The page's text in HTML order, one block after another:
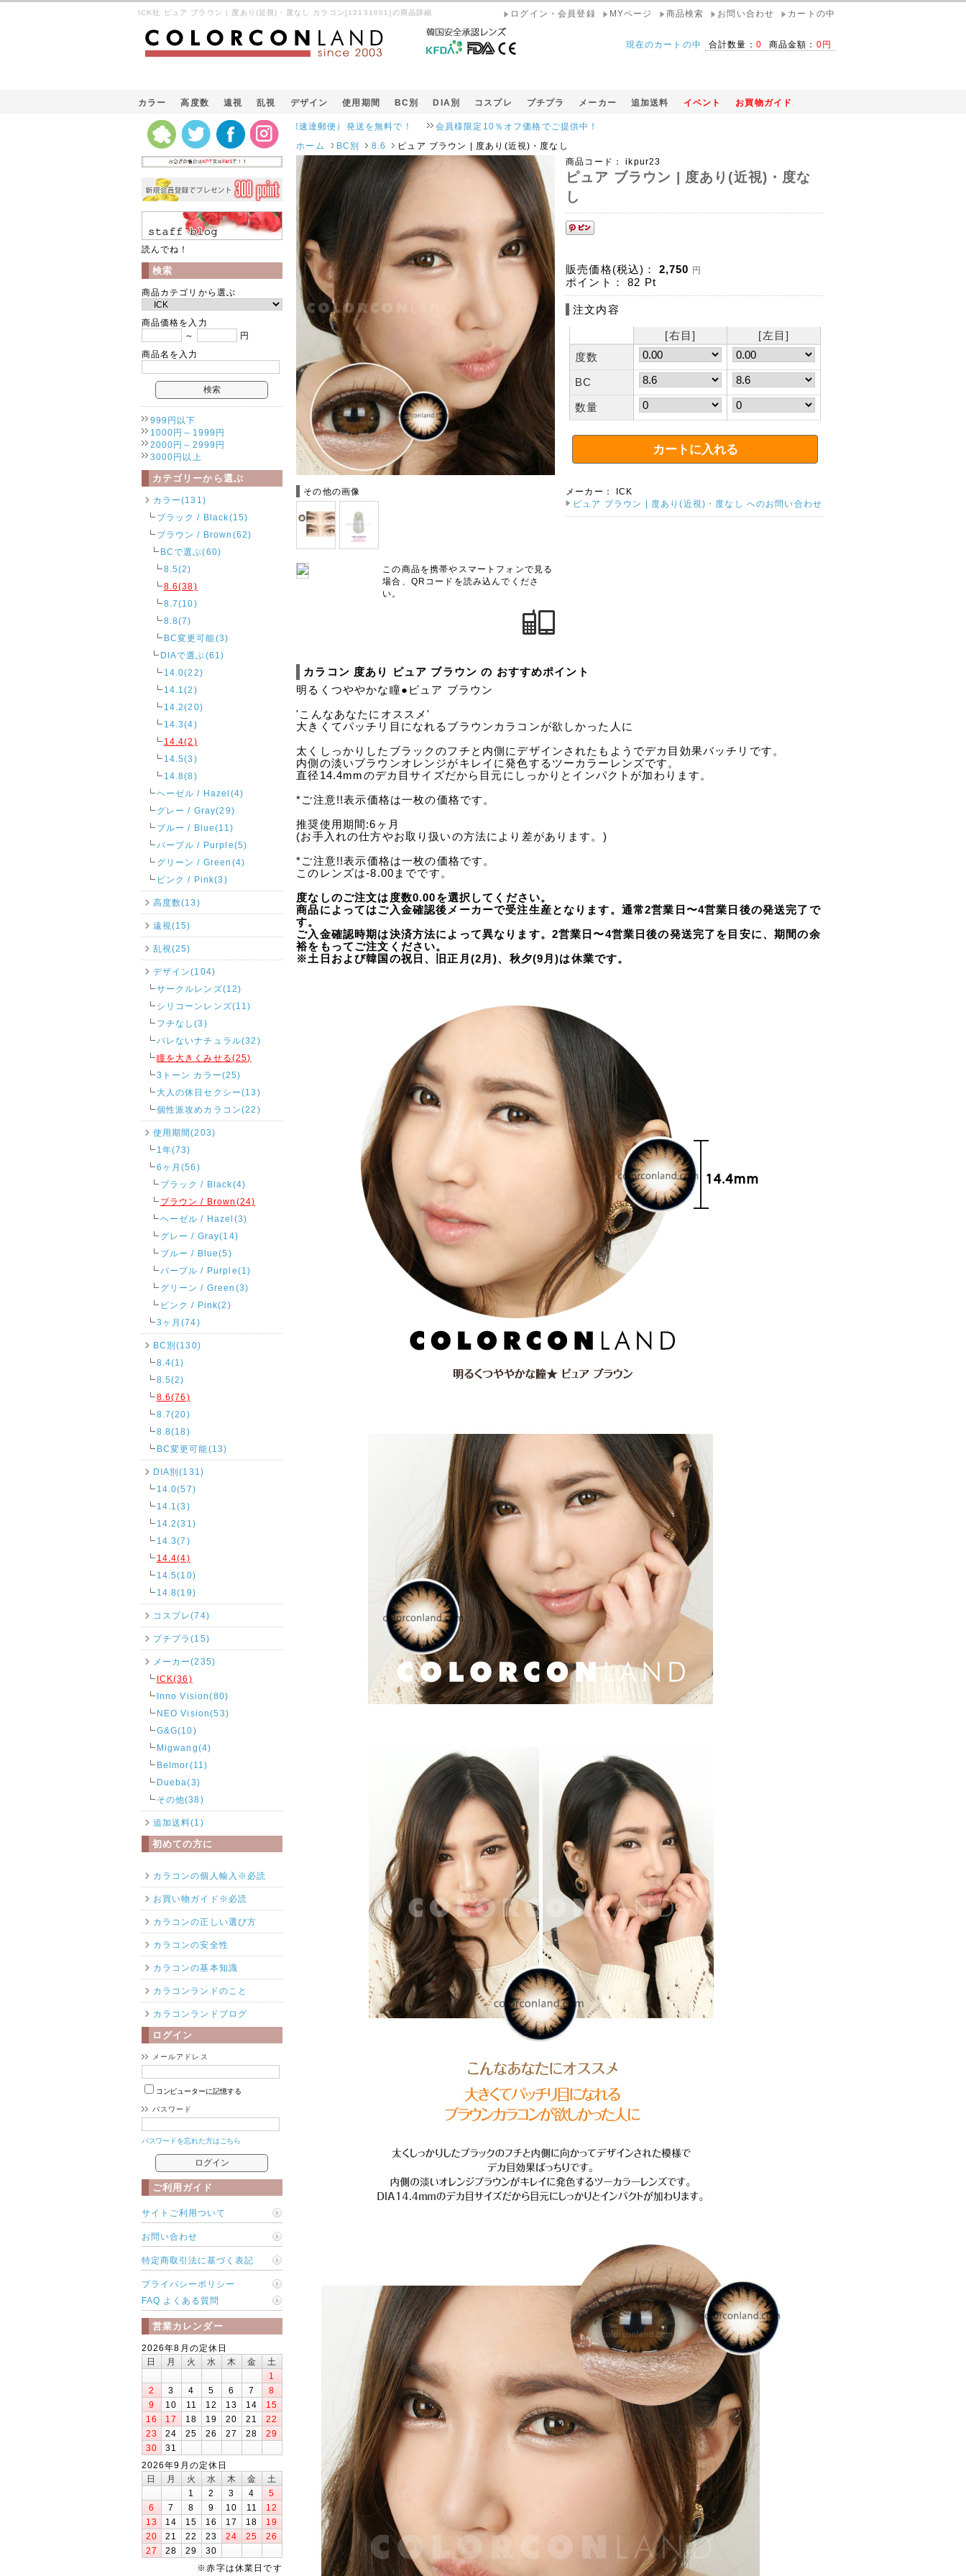
ICK社 ピュア ブラウン | 度あり(近視)・度なし カラコン[12131001]の商品詳細 ログイン・会員登録 MYページ 商品検索 お問い合わせ カートの中
現在のカートの中 合計数量： 0 商品金額： 0円
カラー 高度数 遠視 乱視 デザイン 使用期間 BC別 DIA別 コスプレ プチプラ メーカー 追加送料 イベント お買物ガイド
Kパケット（韓国の国際速達郵便）発送を無料で！ 会員様限定10％オフ価格でご提供中！
ホーム BC別 8.6 ピュア ブラウン | 度あり(近視)・度なし
その他の画像
この商品を携帯やスマートフォンで見る
場合、QRコードを読み込んでくださ
い。
商品コード： ikpur23
ピュア ブラウン | 度あり(近視)・度な
し
販売価格(税込)： 2,750 円
ポイント：82 Pt
注文内容
[右目]
[左目]
度数
BC
数量
メーカー：
ICK
ピュア ブラウン | 度あり(近視)・度なし へのお問い合わせ
カラコン 度あり ピュア ブラウン の おすすめポイント
明るくつややかな瞳●ピュア ブラウン
'こんなあなたにオススメ'
大きくてパッチリ目になれるブラウンカラコンが欲しかった人に
太くしっかりしたブラックのフチと内側にデザインされたもようでデカ目効果バッチリです。
内側の淡いブラウンオレンジがキレイに発色するツーカラーレンズです。
直径14.4mmのデカ目サイズだから目元にしっかりとインパクトが加わります。
*ご注意!!表示価格は一枚の価格です。
推奨使用期間:6ヶ月
(お手入れの仕方やお取り扱いの方法により差があります。)
*ご注意!!表示価格は一枚の価格です。
このレンズは-8.00までです。
度なしのご注文は度数0.00を選択してください。
商品によってはご入金確認後メーカーで受注生産となります。通常2営業日〜4営業日後の発送完了で
す。
ご入金確認時期は決済方法によって異なります。2営業日〜4営業日後の発送完了を目安に、期間の余
裕をもってご注文ください。
※土日および韓国の祝日、旧正月(2月)、秋夕(9月)は休業です。
読んでね！
検索
商品カテゴリから選ぶ
商品価格を入力
～
円
商品名を入力
999円以下
1000円～1999円
2000円～2999円
3000円以上
カテゴリーから選ぶ
カラー(131)
ブラック / Black(15)
ブラウン / Brown(62)
BCで選ぶ(60)
8.5(2)
8.6(38)
8.7(10)
8.8(7)
BC変更可能(3)
DIAで選ぶ(61)
14.0(22)
14.1(2)
14.2(20)
14.3(4)
14.4(2)
14.5(3)
14.8(8)
ヘーゼル / Hazel(4)
グレー / Gray(29)
ブルー / Blue(11)
パープル / Purple(5)
グリーン / Green(4)
ピンク / Pink(3)
高度数(13)
遠視(15)
乱視(25)
デザイン(104)
サークルレンズ(12)
シリコーンレンズ(11)
フチなし(3)
バレないナチュラル(32)
瞳を大きくみせる(25)
3トーン カラー(25)
大人の休日セクシー(13)
個性派攻めカラコン(22)
使用期間(203)
1年(73)
6ヶ月(56)
ブラック / Black(4)
ブラウン / Brown(24)
ヘーゼル / Hazel(3)
グレー / Gray(14)
ブルー / Blue(5)
パープル / Purple(1)
グリーン / Green(3)
ピンク / Pink(2)
3ヶ月(74)
BC別(130)
8.4(1)
8.5(2)
8.6(76)
8.7(20)
8.8(18)
BC変更可能(13)
DIA別(131)
14.0(57)
14.1(3)
14.2(31)
14.3(7)
14.4(4)
14.5(10)
14.8(19)
コスプレ(74)
プチプラ(15)
メーカー(235)
ICK(36)
Inno Vision(80)
NEO Vision(53)
G&G(10)
Migwang(4)
Belmor(11)
Dueba(3)
その他(38)
追加送料(1)
初めての方に
カラコンの個人輸入※必読
お買い物ガイド※必読
カラコンの正しい選び方
カラコンの安全性
カラコンの基本知識
カラコンランドのこと
カラコンランドブログ
ログイン
メールアドレス
コンピューターに記憶する
パスワード
パスワードを忘れた方はこちら
ご利用ガイド
サイトご利用ついて
お問い合わせ
特定商取引法に基づく表記
プライバシーポリシー
FAQ よくある質問
営業カレンダー
2026年8月の定休日
日
月 火 水 木 金
土
1
2
3 4 5 6 7
8
9
10 11 12 13 14
15
16
17 18 19 20 21
22
23
24 25 26 27 28
29
30
31
2026年9月の定休日
日
月 火 水 木 金
土
1
2 3 4
5
6
7 8 9 10 11
12
13
14 15 16 17 18
19
20
21 22 23 24 25
26
27
28 29
30
※赤字は休業日です